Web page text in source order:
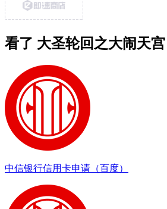
看了 大圣轮回之大闹天
中信银行信用卡申请（百度）